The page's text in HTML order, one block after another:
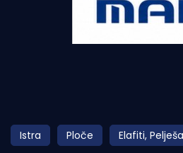
Pomorstvo
Istra Ploče Elafiti,